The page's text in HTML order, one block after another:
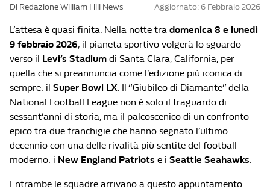
Di Redazione William Hill News Aggiornato: 6 Febbraio 2026
L’attesa è quasi finita. Nella notte tra domenica 8 e lunedì
9 febbraio 2026, il pianeta sportivo volgerà lo sguardo
verso il Levi’s Stadium di Santa Clara, California, per
quella che si preannuncia come l’edizione più iconica di
sempre: il Super Bowl LX. Il “Giubileo di Diamante” della
National Football League non è solo il traguardo di
sessant’anni di storia, ma il palcoscenico di un confronto
epico tra due franchigie che hanno segnato l’ultimo
decennio con una delle rivalità più sentite del football
moderno: i New England Patriots e i Seattle Seahawks.
Entrambe le squadre arrivano a questo appuntamento